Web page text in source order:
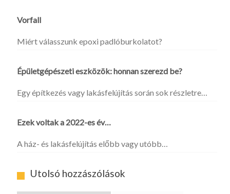
Vorfall
Miért válasszunk epoxi padlóburkolatot?
Épületgépészeti eszközök: honnan szerezd be?
Egy építkezés vagy lakásfelújítás során sok részletre…
Ezek voltak a 2022-es év…
A ház- és lakásfelújítás előbb vagy utóbb…
Utolsó hozzászólások